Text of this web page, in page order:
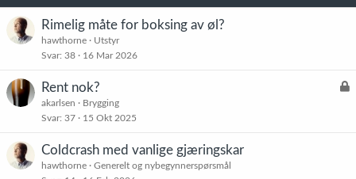
e
r
:
Rimelig måte for boksing av øl?
hawthorne
Utstyr
Svar 38 16 Mar 2026
L
Rent nok?
akarlsen
Brygging
Svar 37 15 Okt 2025
Coldcrash med vanlige gjæringskar
hawthorne
Generelt og nybegynnerspørsmål